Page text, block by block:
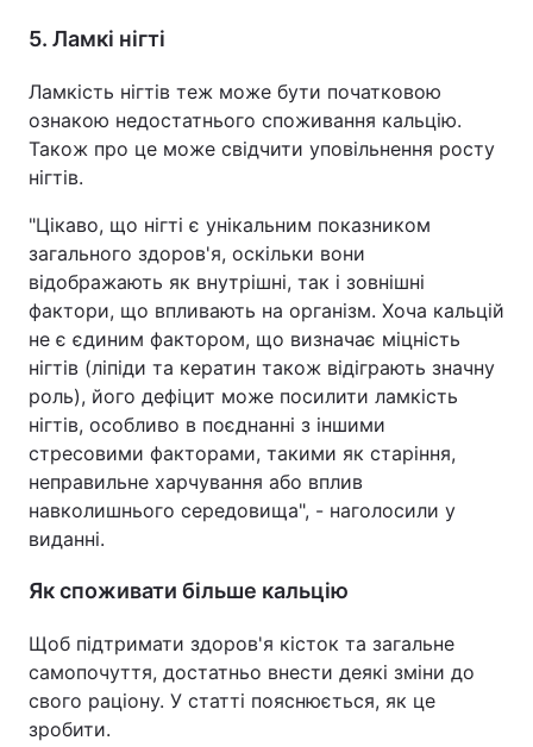
5. Ламкі нігті
Ламкість нігтів теж може бути початковою
ознакою недостатнього споживання кальцію.
Також про це може свідчити уповільнення росту
нігтів.
"Цікаво, що нігті є унікальним показником
загального здоров'я, оскільки вони
відображають як внутрішні, так і зовнішні
фактори, що впливають на організм. Хоча кальцій
не є єдиним фактором, що визначає міцність
нігтів (ліпіди та кератин також відіграють значну
роль), його дефіцит може посилити ламкість
нігтів, особливо в поєднанні з іншими
стресовими факторами, такими як старіння,
неправильне харчування або вплив
навколишнього середовища", - наголосили у
виданні.
Як споживати більше кальцію
Щоб підтримати здоров'я кісток та загальне
самопочуття, достатньо внести деякі зміни до
свого раціону. У статті пояснюється, як це
зробити.